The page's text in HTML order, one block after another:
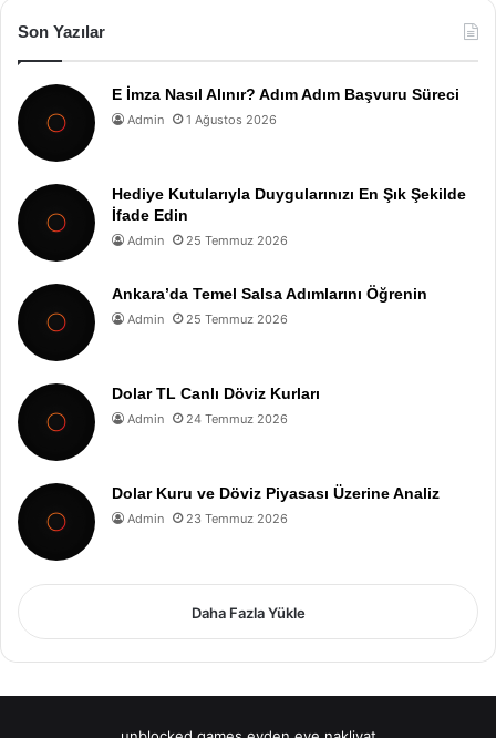
Son Yazılar
E İmza Nasıl Alınır? Adım Adım Başvuru Süreci
Admin 1 Ağustos 2026
Hediye Kutularıyla Duygularınızı En Şık Şekilde
İfade Edin
Admin 25 Temmuz 2026
Ankara’da Temel Salsa Adımlarını Öğrenin
Admin 25 Temmuz 2026
Dolar TL Canlı Döviz Kurları
Admin 24 Temmuz 2026
Dolar Kuru ve Döviz Piyasası Üzerine Analiz
Admin 23 Temmuz 2026
Daha Fazla Yükle